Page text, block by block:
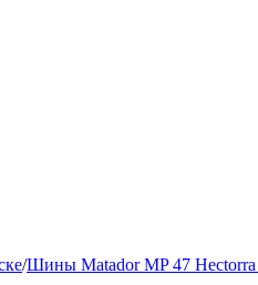
/Шины Matador MP 47